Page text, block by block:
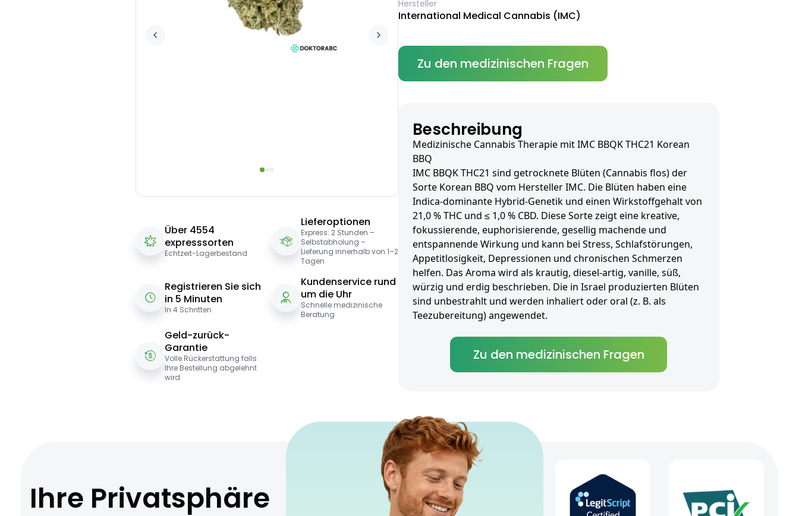
Über 4554
expresssorten
Echtzeit-Lagerbestand
Lieferoptionen
Express: 2 Stunden –
Selbstabholung –
Lieferung innerhalb von 1–2
Tagen
Registrieren Sie sich
in 5 Minuten
In 4 Schritten
Kundenservice rund
um die Uhr
Schnelle medizinische
Beratung
Geld-zurück-
Garantie
Volle Rückerstattung falls
Ihre Bestellung abgelehnt
wird
Hersteller
International Medical Cannabis (IMC)
Zu den medizinischen Fragen
Beschreibung
Medizinische Cannabis Therapie mit IMC BBQK THC21 Korean
BBQ
IMC BBQK THC21 sind getrocknete Blüten (Cannabis flos) der
Sorte Korean BBQ vom Hersteller IMC. Die Blüten haben eine
Indica-dominante Hybrid-Genetik und einen Wirkstoffgehalt von
21,0 % THC und ≤ 1,0 % CBD. Diese Sorte zeigt eine kreative,
fokussierende, euphorisierende, gesellig machende und
entspannende Wirkung und kann bei Stress, Schlafstörungen,
Appetitlosigkeit, Depressionen und chronischen Schmerzen
helfen. Das Aroma wird als krautig, diesel-artig, vanille, süß,
würzig und erdig beschrieben. Die in Israel produzierten Blüten
sind unbestrahlt und werden inhaliert oder oral (z. B. als
Teezubereitung) angewendet.
Zu den medizinischen Fragen
Ihre Privatsphäre